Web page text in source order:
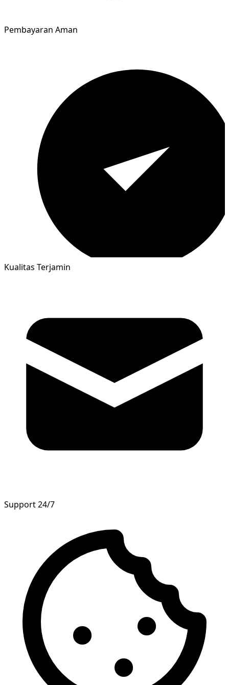
Pembayaran Aman
Kualitas Terjamin
Support 24/7